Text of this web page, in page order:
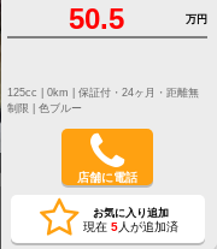
50.5 万円
保証付・24ヶ月・距離無
制限 | 色ブルー
店舗に電話
お気に入り追加
現在 5人が追加済